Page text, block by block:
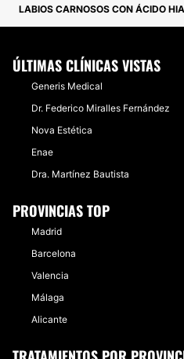
LABIOS CARNOSOS CON ÁCIDO
ÚLTIMAS CLÍNICAS VISTAS
Generis Medical
Dr. Federico Miralles Fernández
Nova Estética
Enae
Dra. Martínez Bautista
PROVINCIAS TOP
Madrid
Barcelona
Valencia
Málaga
Alicante